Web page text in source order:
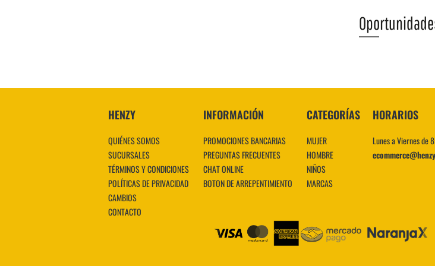
VER MÁS
HENZY
QUIÉNES SOMOS
SUCURSALES
TÉRMINOS Y CONDICIONES
POLÍTICAS DE PRIVACIDAD
CAMBIOS
CONTACTO
INFORMACIÓN
PROMOCIONES BANCARIAS
PREGUNTAS FRECUENTES
CHAT ONLINE
BOTON DE ARREPENTIMIENTO
CATEGORÍAS
MUJER
HOMBRE
NIÑOS
MARCAS
HORARIOS
Lunes a Viernes de